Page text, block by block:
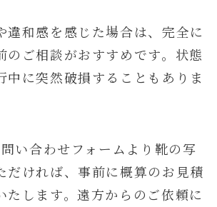
違和感を感じた場合は、完全に
のご相談がおすすめです。状態
中に突然破損することもありま
い合わせフォームより靴の写
だければ、事前に概算のお見積
たします。遠方からのご依頼に